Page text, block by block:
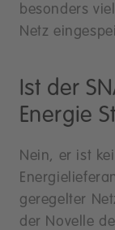
besonders
Netz
Ist der
Energie
Nein, er ist
geregelter
der Novelle